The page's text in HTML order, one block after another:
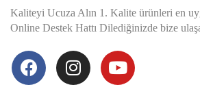
Kaliteyi Ucuza Alın 1. Kalite ürünleri en
Online Destek Hattı Dilediğinizde bize